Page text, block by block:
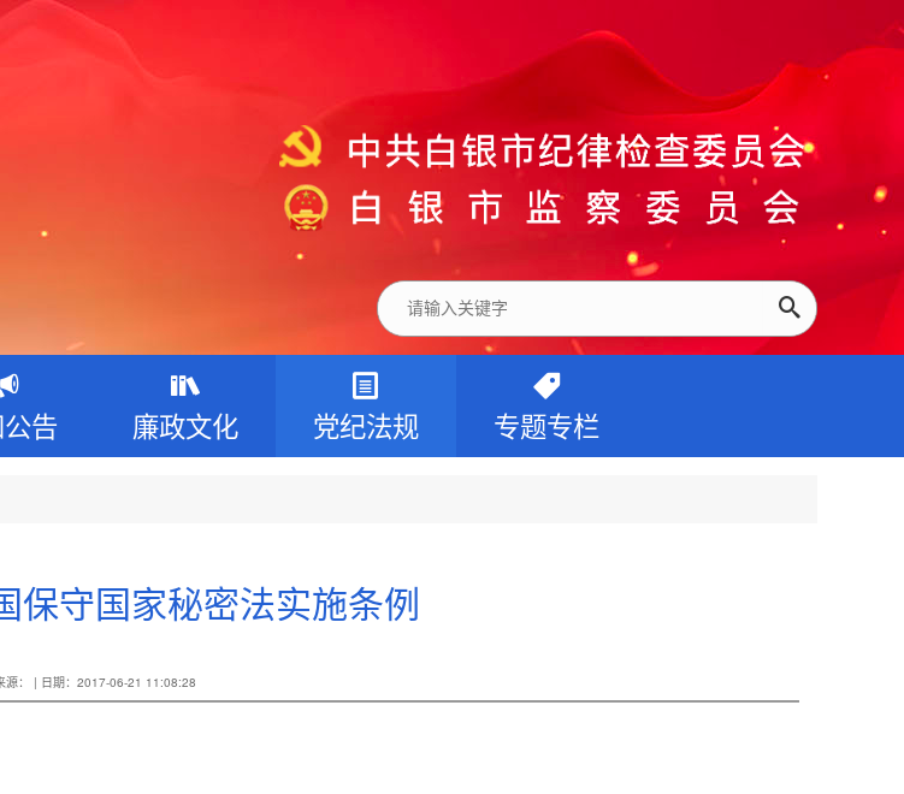
告 廉政文化 党纪法规 专题专栏
保守国家秘密法实施条例
源： | 日期：2017-06-21 11:08:28